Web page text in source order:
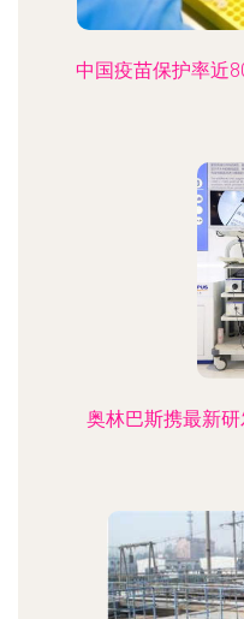
中国疫苗保护率近
奥林巴斯携最新